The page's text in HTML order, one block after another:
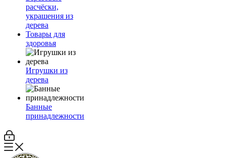
расчёски,
украшения из
дерева
Товары для
здоровья
Игрушки из
дерева
Банные
принадлежности